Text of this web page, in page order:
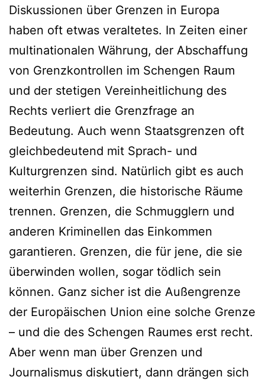
Diskussionen über Grenzen in Europa
haben oft etwas veraltetes. In Zeiten einer
multinationalen Währung, der Abschaffung
von Grenzkontrollen im Schengen Raum
und der stetigen Vereinheitlichung des
Rechts verliert die Grenzfrage an
Bedeutung. Auch wenn Staatsgrenzen oft
gleichbedeutend mit Sprach- und
Kulturgrenzen sind. Natürlich gibt es auch
weiterhin Grenzen, die historische Räume
trennen. Grenzen, die Schmugglern und
anderen Kriminellen das Einkommen
garantieren. Grenzen, die für jene, die sie
überwinden wollen, sogar tödlich sein
können. Ganz sicher ist die Außengrenze
der Europäischen Union eine solche Grenze
– und die des Schengen Raumes erst recht.
Aber wenn man über Grenzen und
Journalismus diskutiert, dann drängen sich